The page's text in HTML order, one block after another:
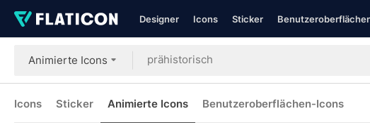
Designer Icons Sticker
Animierte Icons
Icons Sticker Animierte Icons Benutzeroberflächen-Icons